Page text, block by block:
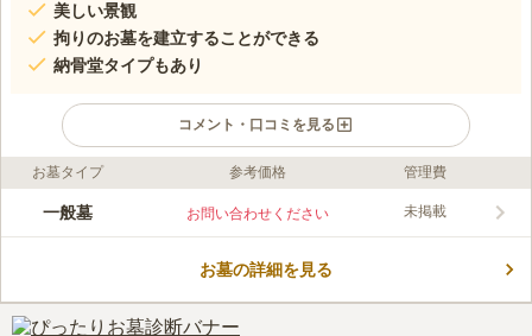
美しい景観
拘りのお墓を建立することができる
納骨堂タイプもあり
コメント・口コミを見る
ライフドット編集部のコメント
雄大な自然を一望できる高台にある霊園です。 気持ち良い風が
の区画なので、家族代々のお墓を建立したい方や親せきと一緒に
の際に買いもをすることができます。
口コミ評価
お墓タイプ 参考価格 管理費
一般墓 お問い合わせください 未掲載
お墓の詳細を見る